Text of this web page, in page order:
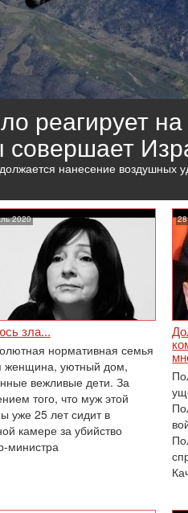
реагирует
нанесение воздушных
2020
зла...
нормативная семья
женщина, уютный дом,
вежливые дети. За
того, что муж этой
уже 25 лет сидит в
камере за убийство
министра